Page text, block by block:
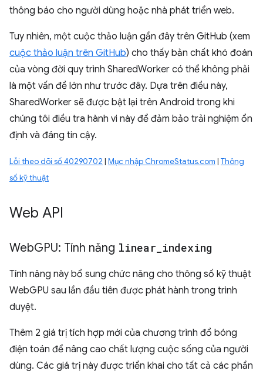
thông báo cho người dùng hoặc nhà phát triển web.
Tuy nhiên, một cuộc thảo luận gần đây trên GitHub (xem
cuộc thảo luận trên GitHub) cho thấy bản chất khó đoán
của vòng đời quy trình SharedWorker có thể không phải
là một vấn đề lớn như trước đây. Dựa trên điều này,
SharedWorker sẽ được bật lại trên Android trong khi
chúng tôi điều tra hành vi này để đảm bảo trải nghiệm ổn
định và đáng tin cậy.
Lỗi theo dõi số 40290702 | Mục nhập ChromeStatus.com | Thông
số kỹ thuật
Web API
WebGPU: Tính năng linear indexing
Tính năng này bổ sung chức năng cho thông số kỹ thuật
WebGPU sau lần đầu tiên được phát hành trong trình
duyệt.
Thêm 2 giá trị tích hợp mới của chương trình đổ bóng
điện toán để nâng cao chất lượng cuộc sống của người
dùng. Các giá trị này được triển khai cho tất cả các phần